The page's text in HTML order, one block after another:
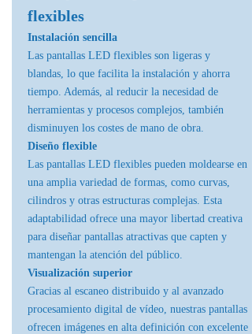
flexibles
Instalación sencilla
Las pantallas LED flexibles son ligeras y
blandas, lo que facilita la instalación y ahorra
tiempo. Además, al reducir la necesidad de
herramientas y procesos complejos, también
disminuyen los costes de mano de obra.
Diseño flexible
Las pantallas LED flexibles pueden moldearse en
una amplia variedad de formas, como curvas,
cilindros y otras estructuras complejas. Esta
adaptabilidad ofrece una mayor libertad creativa
para diseñar pantallas atractivas que capten y
mantengan la atención del público.
Visualización superior
Gracias al escaneo distribuido y al avanzado
procesamiento digital de vídeo, nuestras pantallas
ofrecen imágenes en alta definición con excelente